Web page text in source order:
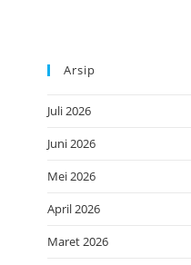
Arsip
Juli 2026
Juni 2026
Mei 2026
April 2026
Maret 2026